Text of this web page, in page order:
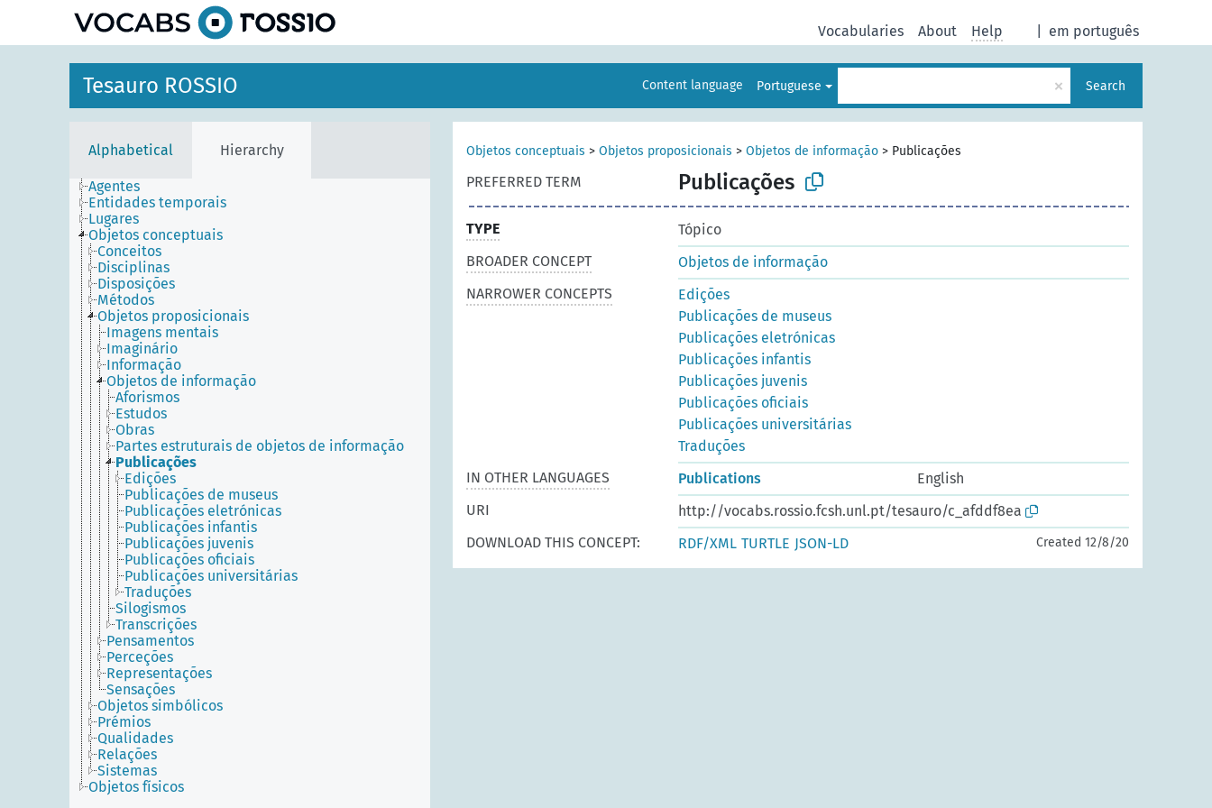
em português
Vocabularies About Help
Tesauro ROSSIO Content language Portuguese × Search
Alphabetical Hierarchy
Agentes
Entidades temporais
Lugares
Objetos conceptuais
Conceitos
Disciplinas
Disposições
Métodos
Objetos proposicionais
Imagens mentais
Imaginário
Informação
Objetos de informação
Aforismos
Estudos
Obras
Partes estruturais de objetos de informação
Publicações
Edições
Publicações de museus
Publicações eletrónicas
Publicações infantis
Publicações juvenis
Publicações oficiais
Publicações universitárias
Traduções
Silogismos
Transcrições
Pensamentos
Perceções
Representações
Sensações
Objetos simbólicos
Prémios
Qualidades
Relações
Sistemas
Objetos físicos
Objetos conceptuais > Objetos proposicionais > Objetos de informação > Publicações
PREFERRED TERM Publicações
TYPE
Tópico
BROADER CONCEPT
Objetos de informação
NARROWER CONCEPTS
Edições
Publicações de museus
Publicações eletrónicas
Publicações infantis
Publicações juvenis
Publicações oficiais
Publicações universitárias
Traduções
IN OTHER LANGUAGES
Publications
English
URI
http://vocabs.rossio.fcsh.unl.pt/tesauro/c_afddf8ea
DOWNLOAD THIS CONCEPT:
RDF/XML TURTLE JSON-LD Created 12/8/20